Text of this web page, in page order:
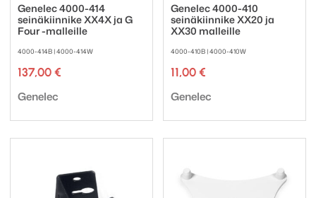
Genelec 4000-414
seinäkiinnike XX4X ja G
Four -malleille
4000-414B | 4000-414W
137,00 €
Tuotemerkki:
Genelec
Genelec 4000-410
seinäkiinnike XX20 ja
XX30 malleille
4000-410B | 4000-410W
11,00 €
Tuotemerkki:
Genelec